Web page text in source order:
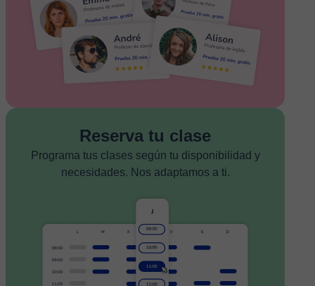
Reserva tu clase
Programa tus clases según tu disponibilidad y
necesidades. Nos adaptamos a ti.